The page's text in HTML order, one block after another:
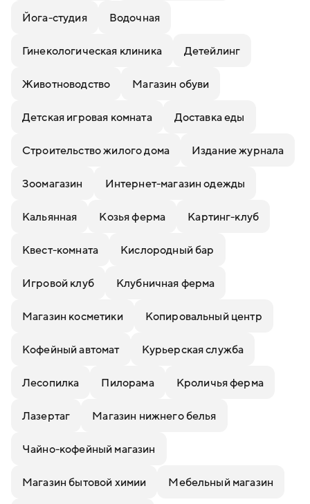
Йога-студия Водочная
Гинекологическая клиника Детейлинг
Животноводство Магазин обуви
Детская игровая комната Доставка еды
Строительство жилого дома Издание журнала
Зоомагазин Интернет-магазин одежды
Кальянная Козья ферма Картинг-клуб
Квест-комната Кислородный бар
Игровой клуб Клубничная ферма
Магазин косметики Копировальный центр
Кофейный автомат Курьерская служба
Лесопилка Пилорама Кроличья ферма
Лазертаг Магазин нижнего белья
Чайно-кофейный магазин
Магазин бытовой химии Мебельный магазин